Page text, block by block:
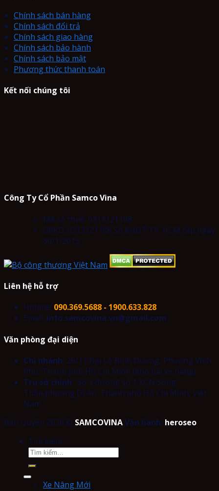
Chính sách bán hàng
Chính sách đổi trả
Chính sách giao hàng
Chính sách bảo hành
Chính sách bảo mật
Phương thức thanh toán
Kết nối chúng tôi
Công Ty Cổ Phần Samco Vina
Mã số thuế: 0313121108
GPKD: 0313121108 Sở KHĐT TP. HCM cấp ngày
30/1/2015.
Liên hệ hỗ trợ
Hotline: 090.369.5688 - 1900.633.828
Email: info.samcovina.vn@gmail.com
Văn phòng đại diện
Chi nhánh: 26/11 Đại Lộ Bình Dương, Phường Vĩnh
Phú, Thành phố Hồ Chí Minh (kho bãi xe nâng)
Trụ sở chính : Số 3 đường số 1 KCN Sóng
Thần,phường Dĩ An, Thành phố Hồ Chí Minh, Việt
Nam
Bản Quyền 2026 © SAMCOVINAVận hành: heroseo
Tìm kiếm:
Xe Nâng Mới